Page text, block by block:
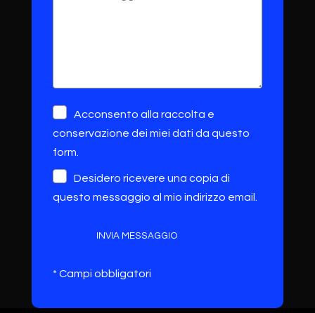
Acconsento alla raccolta e
conservazione dei miei dati da questo
form.
Desidero ricevere una copia di
questo messaggio al mio indirizzo email.
INVIA MESSAGGIO
* Campi obbligatori